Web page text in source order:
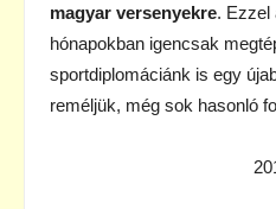
magyar versenyekre. Ezzel
hónapokban igencsak
sportdiplomáciánk is egy
reméljük, még sok hasonló